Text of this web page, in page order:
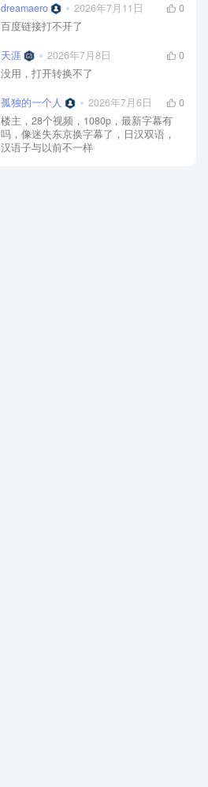
dreamaero 2026年7月11日
0
百度链接打不开了
天涯 2026年7月8日
0
没用，打开转换不了
孤独的一个人 2026年7月6日
0
楼主，28个视频，1080p，最新字幕有
吗，像迷失东京换字幕了，日汉双语，
汉语子与以前不一样